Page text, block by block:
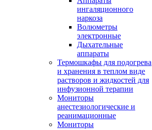
ингаляционного
наркоза
Волюметры
электронные
Дыхательные
аппараты
Термошкафы для подогрева
и хранения в теплом виде
растворов и жидкостей для
инфузионной терапии
Мониторы
анестезиологические и
реанимационные
Мониторы